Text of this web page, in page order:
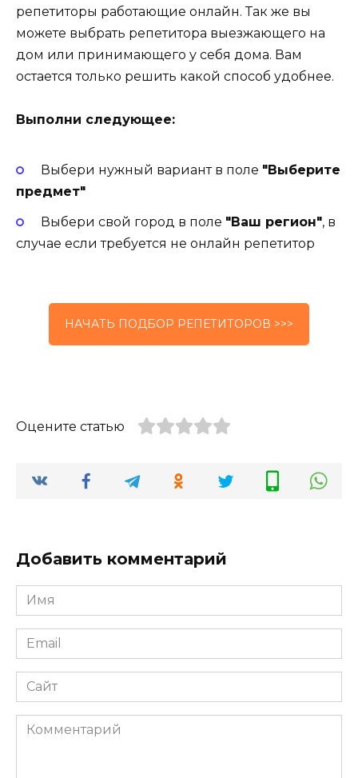
репетиторы работающие онлайн. Так же вы
можете выбрать репетитора выезжающего на
дом или принимающего у себя дома. Вам
остается только решить какой способ удобнее.
Выполни следующее:
Выбери нужный вариант в поле "Выберите
предмет"
Выбери свой город в поле "Ваш регион", в
случае если требуется не онлайн репетитор
НАЧАТЬ ПОДБОР РЕПЕТИТОРОВ >>>
Оцените статью
Добавить комментарий
Имя
*
Email
*
Сайт
Комментарий